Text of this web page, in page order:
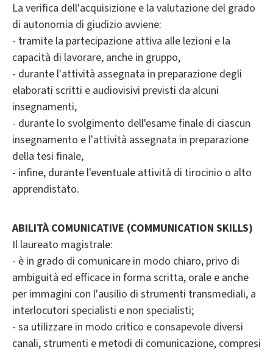
La verifica dell'acquisizione e la valutazione del grado
di autonomia di giudizio avviene:
- tramite la partecipazione attiva alle lezioni e la
capacità di lavorare, anche in gruppo,
- durante l'attività assegnata in preparazione degli
elaborati scritti e audiovisivi previsti da alcuni
insegnamenti,
- durante lo svolgimento dell'esame finale di ciascun
insegnamento e l'attività assegnata in preparazione
della tesi finale,
- infine, durante l'eventuale attività di tirocinio o alto
apprendistato.
ABILITÀ COMUNICATIVE (COMMUNICATION SKILLS)
Il laureato magistrale:
- è in grado di comunicare in modo chiaro, privo di
ambiguità ed efficace in forma scritta, orale e anche
per immagini con l'ausilio di strumenti transmediali, a
interlocutori specialisti e non specialisti;
- sa utilizzare in modo critico e consapevole diversi
canali, strumenti e metodi di comunicazione, compresi